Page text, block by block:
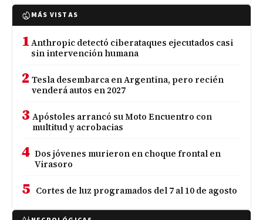
MÁS VISTAS
1Anthropic detectó ciberataques ejecutados casi
sin intervención humana
2 Tesla desembarca en Argentina, pero recién
venderá autos en 2027
3 Apóstoles arrancó su Moto Encuentro con
multitud y acrobacias
4 Dos jóvenes murieron en choque frontal en
Virasoro
5 Cortes de luz programados del 7 al 10 de agosto